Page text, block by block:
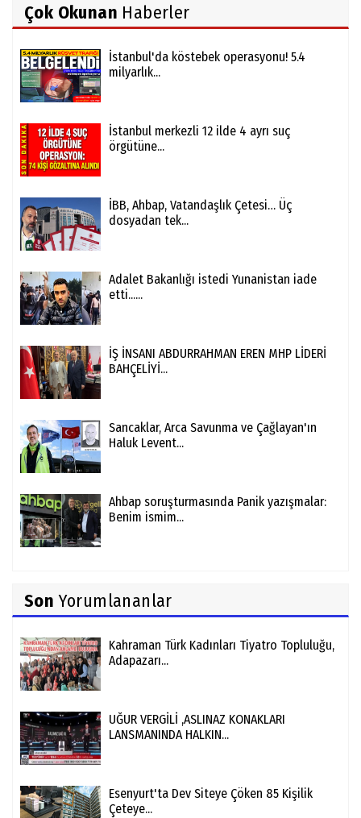
Çok Okunan Haberler
İstanbul'da köstebek operasyonu! 5.4
milyarlık...
İstanbul merkezli 12 ilde 4 ayrı suç
örgütüne...
İBB, Ahbap, Vatandaşlık Çetesi… Üç
dosyadan tek...
Adalet Bakanlığı istedi Yunanistan iade
etti......
İŞ İNSANI ABDURRAHMAN EREN MHP LİDERİ
BAHÇELİYİ...
Sancaklar, Arca Savunma ve Çağlayan'ın
Haluk Levent...
Ahbap soruşturmasında Panik yazışmalar:
Benim ismim...
Son Yorumlananlar
Kahraman Türk Kadınları Tiyatro Topluluğu,
Adapazarı...
UĞUR VERGİLİ ,ASLINAZ KONAKLARI
LANSMANINDA HALKIN...
Esenyurt'ta Dev Siteye Çöken 85 Kişilik
Çeteye...